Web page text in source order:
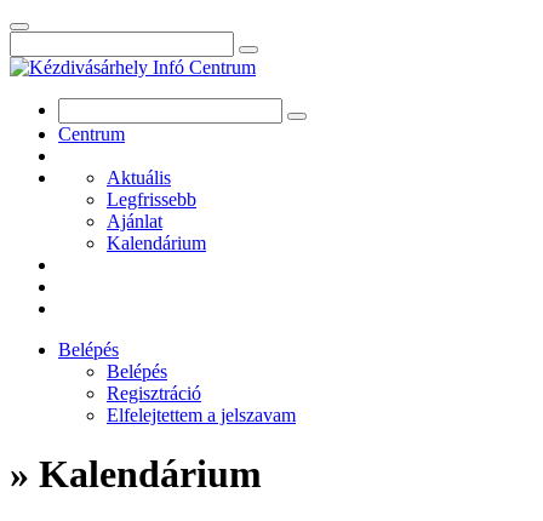
Centrum
Aktuális
Legfrissebb
Ajánlat
Kalendárium
Belépés
Belépés
Regisztráció
Elfelejtettem a jelszavam
» Kalendárium